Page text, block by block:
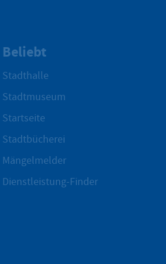
Beliebt
Stadthalle
Stadtmuseum
Startseite
Stadtbücherei
Mängelmelder
Dienstleistung-Finder